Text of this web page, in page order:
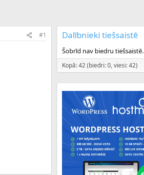
#1 Dalībnieki tiešsaistē
Šobrīd nav biedru tiešsaistē.
Kopā: 42 (biedri: 0, viesi: 42)